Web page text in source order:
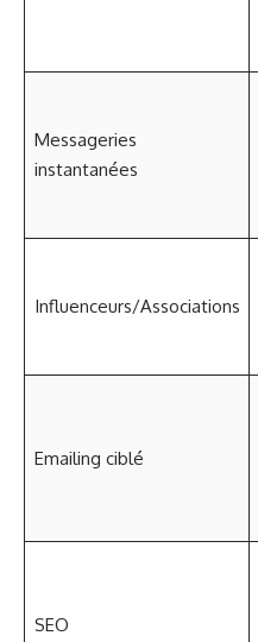
Messageries
instantanées
Influenceurs/Associations
Emailing ciblé
SEO